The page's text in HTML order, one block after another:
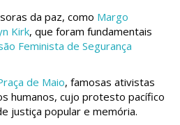
da paz, como Margo
Kirk, que foram fundamentais
Feminista de Segurança
de Maio, famosas ativistas
humanos, cujo protesto pacífico
justiça popular e memória.